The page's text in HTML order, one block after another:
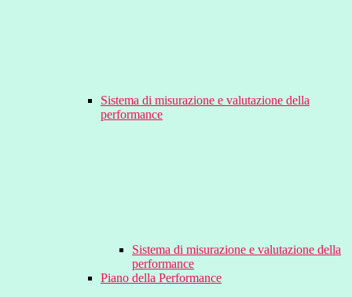
Sistema di misurazione e valutazione della
performance
Sistema di misurazione e valutazione della
performance
Piano della Performance